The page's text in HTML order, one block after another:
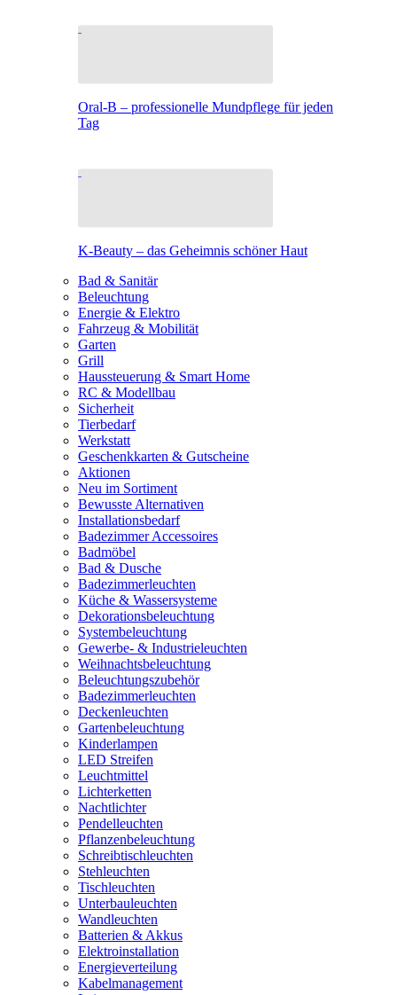
Oral-B – professionelle Mundpflege für jeden
Tag
K-Beauty – das Geheimnis schöner Haut
Bad & Sanitär
Beleuchtung
Energie & Elektro
Fahrzeug & Mobilität
Garten
Grill
Haussteuerung & Smart Home
RC & Modellbau
Sicherheit
Tierbedarf
Werkstatt
Geschenkkarten & Gutscheine
Aktionen
Neu im Sortiment
Bewusste Alternativen
Installationsbedarf
Badezimmer Accessoires
Badmöbel
Bad & Dusche
Badezimmerleuchten
Küche & Wassersysteme
Dekorationsbeleuchtung
Systembeleuchtung
Gewerbe- & Industrieleuchten
Weihnachtsbeleuchtung
Beleuchtungszubehör
Badezimmerleuchten
Deckenleuchten
Gartenbeleuchtung
Kinderlampen
LED Streifen
Leuchtmittel
Lichterketten
Nachtlichter
Pendelleuchten
Pflanzenbeleuchtung
Schreibtischleuchten
Stehleuchten
Tischleuchten
Unterbauleuchten
Wandleuchten
Batterien & Akkus
Elektroinstallation
Energieverteilung
Kabelmanagement